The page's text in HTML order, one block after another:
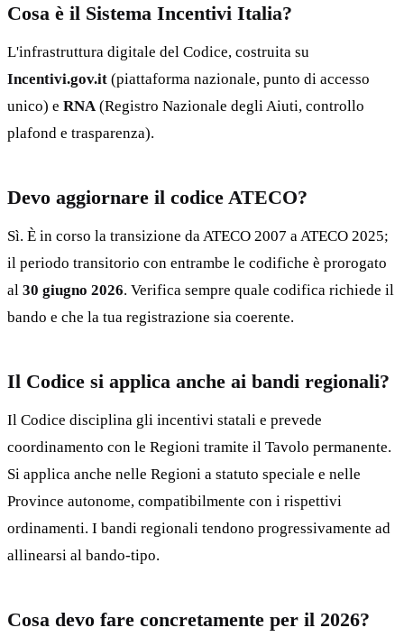
Cosa è il Sistema Incentivi Italia?
L'infrastruttura digitale del Codice, costruita su
Incentivi.gov.it (piattaforma nazionale, punto di accesso
unico) e RNA(Registro Nazionale degli Aiuti, controllo
plafond e trasparenza).
Devo aggiornare il codice ATECO?
Sì. È in corso la transizione da ATECO 2007 a ATECO 2025;
il periodo transitorio con entrambe le codifiche è prorogato
al 30 giugno 2026. Verifica sempre quale codifica richiede il
bando e che la tua registrazione sia coerente.
Il Codice si applica anche ai bandi regionali?
Il Codice disciplina gli incentivi statali e prevede
coordinamento con le Regioni tramite il Tavolo permanente.
Si applica anche nelle Regioni a statuto speciale e nelle
Province autonome, compatibilmente con i rispettivi
ordinamenti. I bandi regionali tendono progressivamente ad
allinearsi al bando-tipo.
Cosa devo fare concretamente per il 2026?